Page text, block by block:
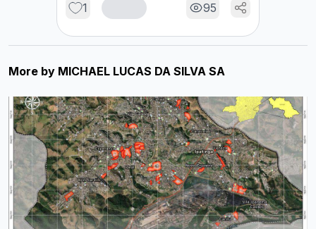
1 95
More by MICHAEL LUCAS DA SILVA SA